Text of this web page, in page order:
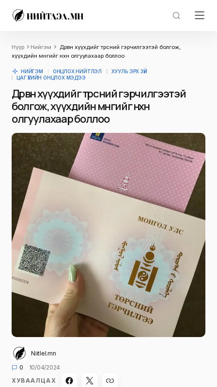
Нүүр Нийгэм
Дөрвөн хүүхдийг төрсний гэрчилгээтэй болгож,
хүүхдийн мөнгийг нөхөн олгуулахаар боллоо
НИЙГЭМ ОНЦЛОХ НИЙТЛЭЛ
ХУУЛЬ ЭРХ ЗҮЙ
ЦАГ ҮЕИЙН ОНЦЛОХ МЭДЭЭ
Дөрвөн хүүхдийг төрсний гэрчилгээтэй
болгож, хүүхдийн мөнгийг нөхөн
олгуулахаар боллоо
Niitlel.mn
0
10/04/2024
ХУВААЛЦАХ